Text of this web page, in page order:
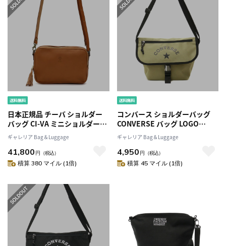
日本正規品 チーバ ショルダー
バッグ CI-VA ミニショルダー
VOLANATO ヴォラナト CIVA
2WAYポーチショルダー レディ
ース 斜めがけ 2136VOLA
ギャレリア Bag＆Luggage
41,800 円 （税込）
積算 380 マイル (1倍)
コンバース ショルダーバッグ
CONVERSE バッグ LOGO
PRINT FLAP BAG ミニショルダ
ーバッグ レディース 斜めがけ
カジュアル 14561700
ギャレリア Bag＆Luggage
4,950 円 （税込）
積算 45 マイル (1倍)